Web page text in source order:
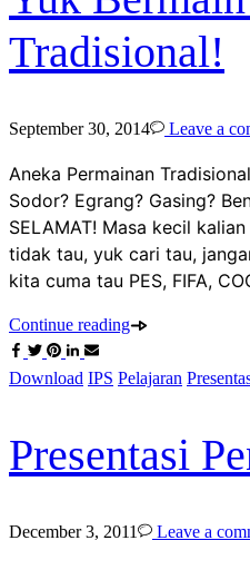
Tradisional!
September 30, 2014 Leave a
Aneka Permainan
Sodor? Egrang? Gasing?
SELAMAT! Masa kecil
tidak tau, yuk cari tau,
kita cuma tau PES, FIFA,
Continue reading
Download IPS Pelajaran
Presentasi
December 3, 2011 Leave a